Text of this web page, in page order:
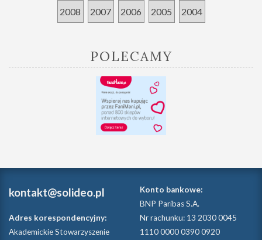
2008 2007 2006 2005 2004
POLECAMY
kontakt@solideo.pl
Adres korespondencyjny:
Akademickie Stowarzyszenie
Konto bankowe:
BNP Paribas S.A.
Nr rachunku: 13 2030 0045
1110 0000 0390 0920